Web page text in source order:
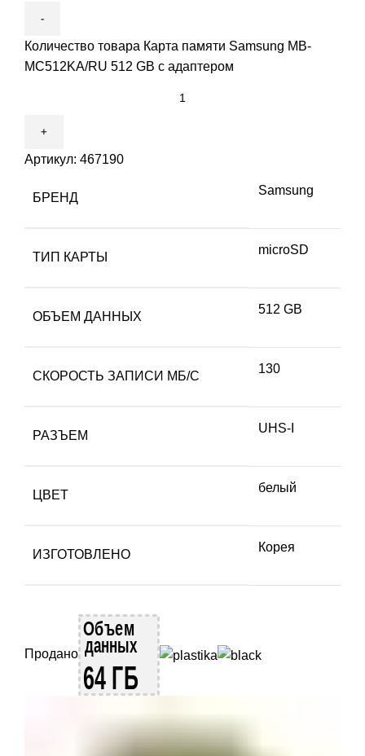
Количество товара Карта памяти Samsung MB-
MC512KA/RU 512 GB с адаптером
Артикул: 467190
БРЕНД
Samsung
ТИП КАРТЫ
microSD
ОБЪЕМ ДАННЫХ
512 GB
СКОРОСТЬ ЗАПИСИ МБ/С
130
РАЗЪЕМ
UHS-I
ЦВЕТ
белый
ИЗГОТОВЛЕНО
Корея
Продано